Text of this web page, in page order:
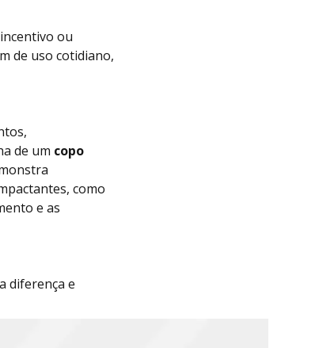
ou
de uso cotidiano,
de um copo
como
e as
diferença e